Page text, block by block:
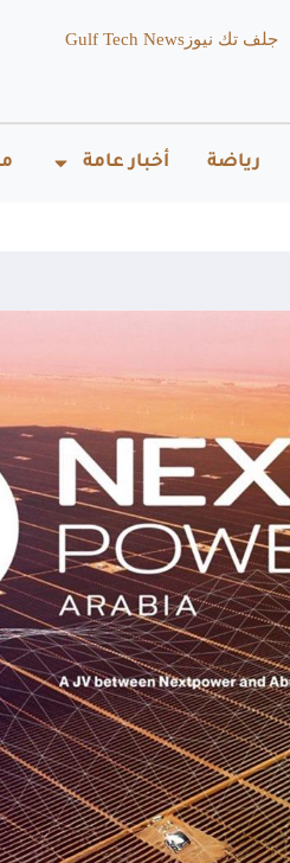
جلف تك نيوز Gulf Tech News
رياضة أخبار عامة